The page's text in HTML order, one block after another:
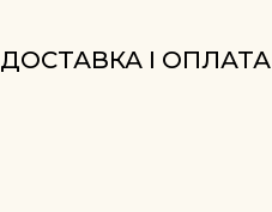
ДОСТАВКА І ОПЛАТА